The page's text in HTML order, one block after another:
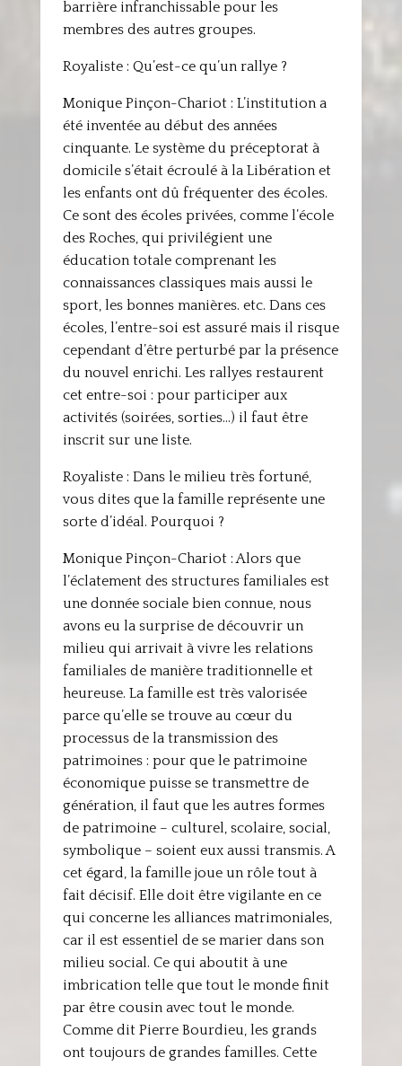
barrière infranchissable pour les
membres des autres groupes.
Royaliste : Qu’est-ce qu’un rallye ?
Monique Pinçon-Chariot : L’institution a
été inventée au début des années
cinquante. Le système du préceptorat à
domicile s’était écroulé à la Libération et
les enfants ont dû fréquenter des écoles.
Ce sont des écoles privées, comme l’école
des Roches, qui privilégient une
éducation totale comprenant les
connaissances classiques mais aussi le
sport, les bonnes manières. etc. Dans ces
écoles, l’entre-soi est assuré mais il risque
cependant d’être perturbé par la présence
du nouvel enrichi. Les rallyes restaurent
cet entre-soi : pour participer aux
activités (soirées, sorties…) il faut être
inscrit sur une liste.
Royaliste : Dans le milieu très fortuné,
vous dites que la famille représente une
sorte d’idéal. Pourquoi ?
Monique Pinçon-Chariot : Alors que
l’éclatement des structures familiales est
une donnée sociale bien connue, nous
avons eu la surprise de découvrir un
milieu qui arrivait à vivre les relations
familiales de manière traditionnelle et
heureuse. La famille est très valorisée
parce qu’elle se trouve au cœur du
processus de la transmission des
patrimoines : pour que le patrimoine
économique puisse se transmettre de
génération, il faut que les autres formes
de patrimoine – culturel, scolaire, social,
symbolique – soient eux aussi transmis. A
cet égard, la famille joue un rôle tout à
fait décisif. Elle doit être vigilante en ce
qui concerne les alliances matrimoniales,
car il est essentiel de se marier dans son
milieu social. Ce qui aboutit à une
imbrication telle que tout le monde finit
par être cousin avec tout le monde.
Comme dit Pierre Bourdieu, les grands
ont toujours de grandes familles. Cette